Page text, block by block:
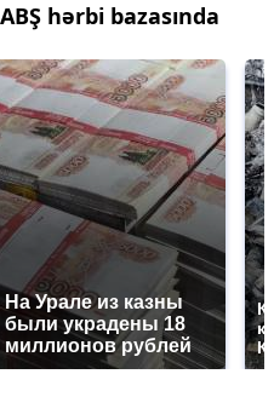
hərbi bazasında
На Урале из казны
были украдены 18
миллионов рублей